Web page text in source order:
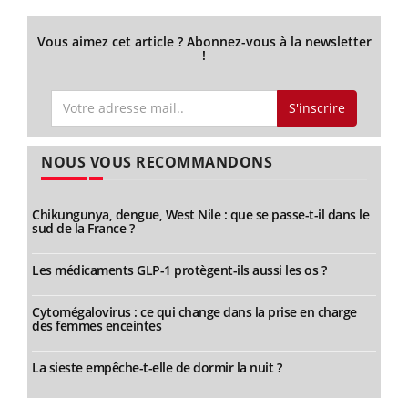
Vous aimez cet article ? Abonnez-vous à la newsletter
!
S'inscrire
NOUS VOUS RECOMMANDONS
Chikungunya, dengue, West Nile : que se passe-t-il dans le
sud de la France ?
Les médicaments GLP-1 protègent-ils aussi les os ?
Cytomégalovirus : ce qui change dans la prise en charge
des femmes enceintes
La sieste empêche-t-elle de dormir la nuit ?